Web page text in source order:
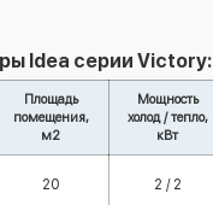
Idea серии Victory:
Площадь
помещения,
м2
Мощность
холод / тепло,
кВт
20 2 / 2